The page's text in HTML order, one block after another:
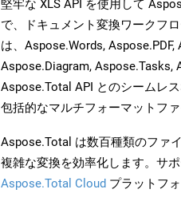
堅牢な XLS API を使用して
で、ドキュメント変換ワークフ
は、Aspose.Words,
Aspose.Diagram, Aspose.Tasks,
Aspose.Total API とのシームレ
包括的なマルチフォーマットフ
Aspose.Total は数百種類のファ
複雑な変換を効率化します。サ
Aspose.Total Cloud プラットフ